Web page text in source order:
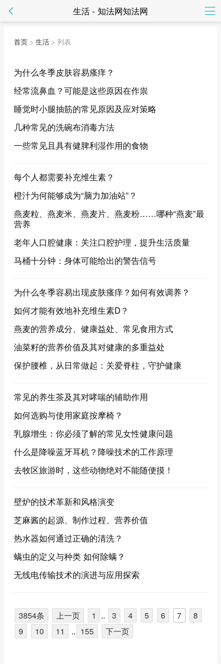
生活 - 知法网知法网
首页 > 生活 > 列表
为什么冬季皮肤容易瘙痒？
经常流鼻血？可能是这些原因在作祟
睡觉时小腿抽筋的常见原因及应对策略
几种常见的洗碗布消毒方法
一些常见且具有健脾利湿作用的食物
每个人都需要补充维生素？
橙汁为何能够成为“脑力加油站”？
燕麦粒、燕麦米、燕麦片、燕麦粉……哪种“燕麦”最
营养
老年人口腔健康：关注口腔护理，提升生活质量
马桶十分钟：身体可能给出的警告信号
为什么冬季容易出现皮肤瘙痒？如何有效调养？
如何才能有效地补充维生素D？
燕麦的营养成分、健康益处、常见食用方式
油菜籽的营养价值及其对健康的多重益处
保护腰椎，从日常做起：关爱脊柱，守护健康
常见的养生茶及其对哮喘的辅助作用
如何选购与使用家庭按摩椅？
乳腺增生：你必须了解的常见女性健康问题
什么是降噪蓝牙耳机？降噪技术的工作原理
去牧区旅游时，这些动物绝对不能随便摸！
壁炉的技术革新和风格演变
芝麻酱的起源、制作过程、营养价值
热水器如何通过正确的清洗？
螨虫的定义与种类 如何除螨？
无线电传输技术的演进与应用探索
3854条 上一页 1 .. 3 4 5 6 7
8
9
10 11 .. 155 下一页